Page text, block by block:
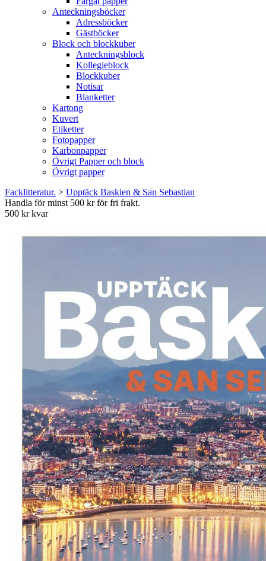
Anteckningsböcker
Adressböcker
Gästböcker
Block och blockkuber
Anteckningsblock
Kollegieblock
Blockkuber
Notisar
Blanketter
Kartong
Kuvert
Etiketter
Fotopapper
Karbonpapper
Övrigt Papper och block
Övrigt papper
Facklitteratur. > Upptäck Baskien & San Sebastian
Handla för minst 500 kr för fri frakt.
500 kr kvar